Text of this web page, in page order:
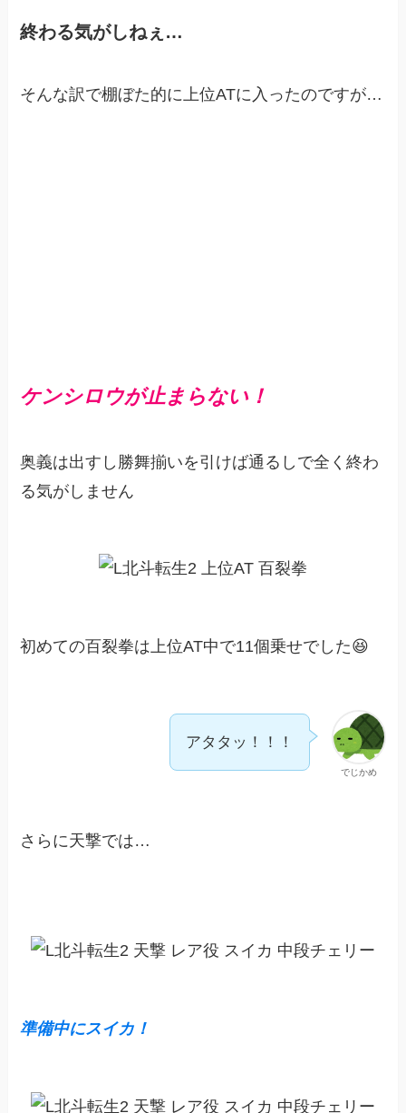
終わる気がしねぇ…
そんな訳で棚ぼた的に上位ATに入ったのですが…
ケンシロウが止まらない！
奥義は出すし勝舞揃いを引けば通るしで全く終わ
る気がしません
初めての百裂拳は上位AT中で11個乗せでした😆
でじかめ
アタタッ！！！
さらに天撃では…
準備中にスイカ！